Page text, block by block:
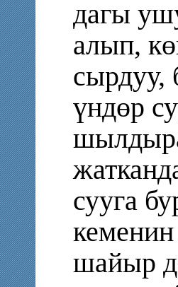
дагы
алып,
сырдуу,
үндөр
сууга
шайыр